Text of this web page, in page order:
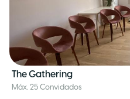
The Gathering
Máx. 25 Convidados